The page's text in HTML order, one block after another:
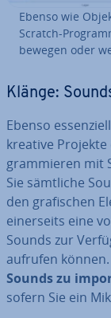
Ebenso wie
Scratch-
bewegen oder
Klänge:
Ebenso
kreative
gram­mie­ren mit
Sie sämtliche
den gra­fi­schen
ei­ner­seits eine
Sounds zur
aufrufen
Sounds zu
sofern Sie ein